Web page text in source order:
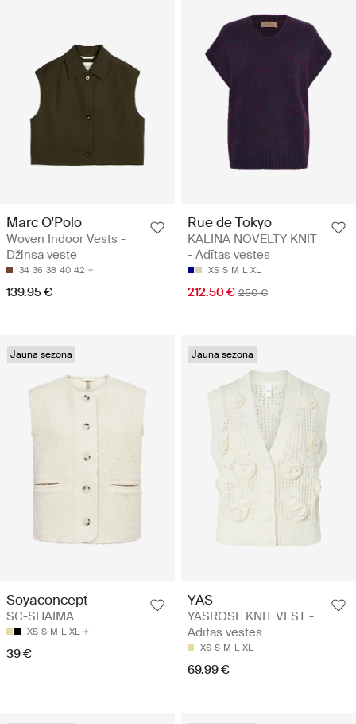
Marc O'Polo
Woven Indoor Vests -
Džinsa veste
34 36 38 40 42
139.95 €
Rue de Tokyo
KALINA NOVELTY KNIT
- Adītas vestes
XS S M L XL
212.50 € 250 €
Jauna sezona
Soyaconcept
SC-SHAIMA
XS S M L XL
39 €
Jauna sezona
YAS
YASROSE KNIT VEST -
Adītas vestes
XS S M L XL
69.99 €